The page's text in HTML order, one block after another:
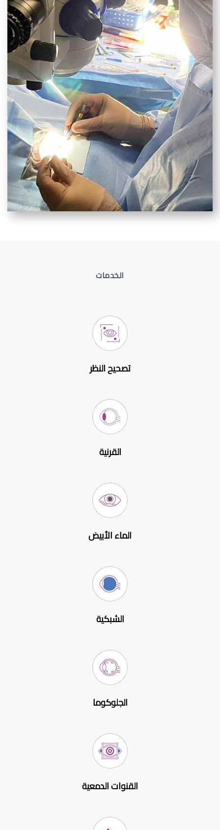
الخدمات
تصحيح النظر
القرنية
الماء الأبيض
الشبكية
الجلوكوما
القنوات الدمعية